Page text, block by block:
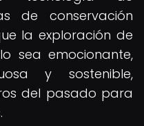
de conservación
la exploración de
sea emocionante,
y sostenible,
del pasado para